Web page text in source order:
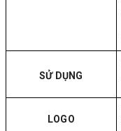
SỬ DỤNG
LOGO